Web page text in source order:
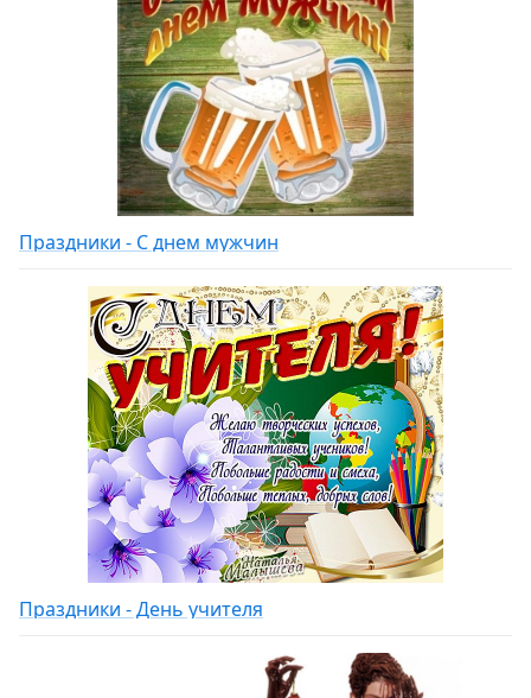
Праздники - С днем мужчин
Праздники - День учителя